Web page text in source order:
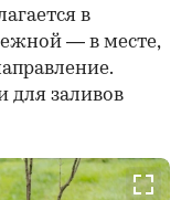
в
— в месте,
для заливов